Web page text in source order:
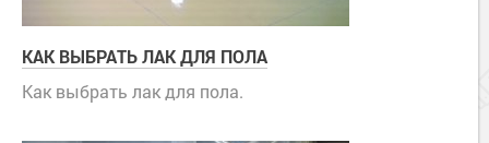
КАК ВЫБРАТЬ ЛАК ДЛЯ ПОЛА
Как выбрать лак для пола.